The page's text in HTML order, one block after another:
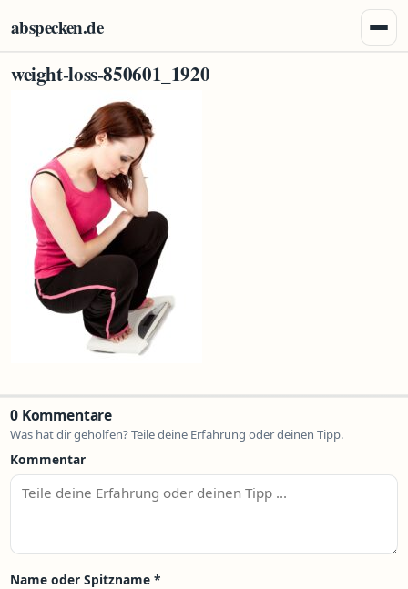
abspecken.de
weight-loss-850601_1920
0 Kommentare
Was hat dir geholfen? Teile deine Erfahrung oder deinen Tipp.
Kommentar
Name oder Spitzname *